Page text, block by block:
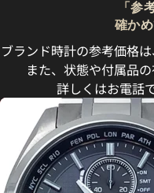
「参
確か
ブランド時計の参考価格
また、状態や付属品
詳しくはお電話